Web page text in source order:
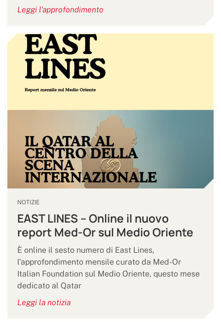
Leggi l'approfondimento
NOTIZIE
EAST LINES – Online il nuovo
report Med-Or sul Medio Oriente
È online il sesto numero di East Lines,
l'approfondimento mensile curato da Med-Or
Italian Foundation sul Medio Oriente, questo mese
dedicato al Qatar
Leggi la notizia